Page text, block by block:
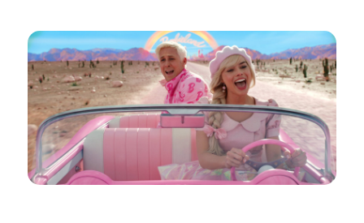
Praktické info
Kam vyrazit
EN DE